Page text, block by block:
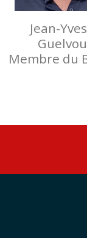
Jean-
Membre du